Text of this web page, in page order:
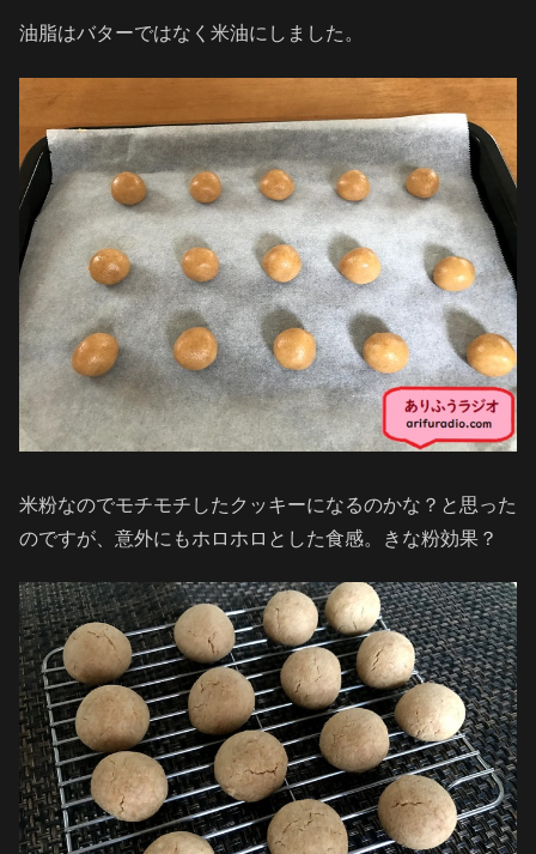
油脂はバターではなく米油にしました。
米粉なのでモチモチしたクッキーになるのかな？と思った
のですが、意外にもホロホロとした食感。きな粉効果？